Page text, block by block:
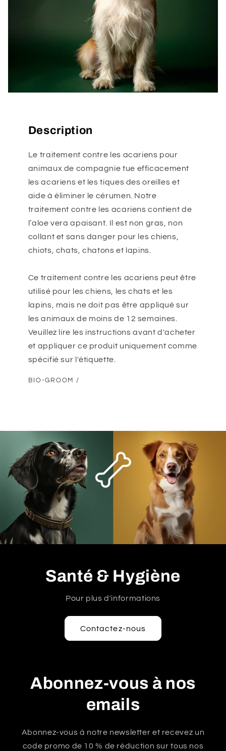
Description
Le traitement contre les acariens pour
animaux de compagnie tue efficacement
les acariens et les tiques des oreilles et
aide à éliminer le cérumen. Notre
traitement contre les acariens contient de
l’aloe vera apaisant. Il est non gras, non
collant et sans danger pour les chiens,
chiots, chats, chatons et lapins.
Ce traitement contre les acariens peut être
utilisé pour les chiens, les chats et les
lapins, mais ne doit pas être appliqué sur
les animaux de moins de 12 semaines.
Veuillez lire les instructions avant d'acheter
et appliquer ce produit uniquement comme
spécifié sur l'étiquette.
BIO-GROOM /
Santé & Hygiène
Pour plus d'informations
Contactez-nous
Abonnez-vous à nos
emails
Abonnez-vous à notre newsletter et recevez un
code promo de 10 % de réduction sur tous nos